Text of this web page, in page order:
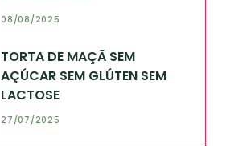
08/08/2025
TORTA DE MAÇÃ SEM
AÇÚCAR SEM GLÚTEN SEM
LACTOSE
27/07/2025